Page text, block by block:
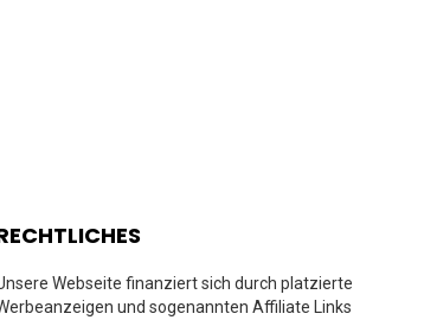
Webseite finanziert sich durch platzierte
und sogenannten Affiliate Links